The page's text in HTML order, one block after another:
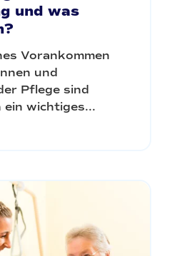
und was
Vorankommen
und
Pflege sind
ein wichtiges...